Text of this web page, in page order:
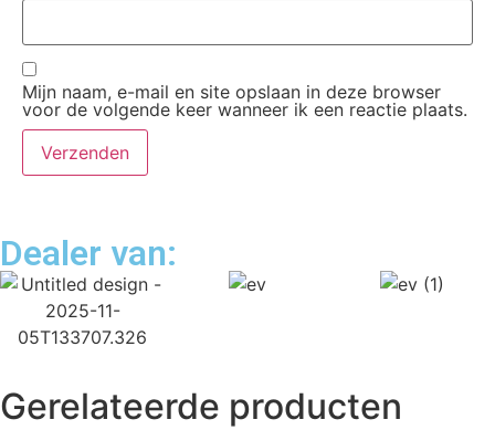
Mijn naam, e-mail en site opslaan in deze browser
voor de volgende keer wanneer ik een reactie plaats.
Dealer van:
Gerelateerde producten